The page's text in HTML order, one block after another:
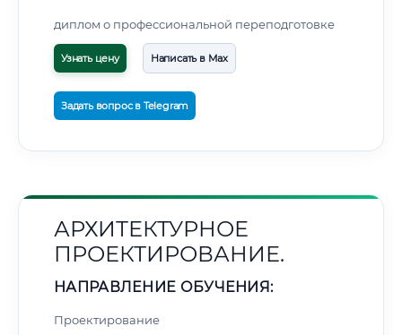
диплом о профессиональной переподготовке
Узнать цену Написать в Max
Задать вопрос в Telegram
АРХИТЕКТУРНОЕ
ПРОЕКТИРОВАНИЕ.
НАПРАВЛЕНИЕ ОБУЧЕНИЯ:
Проектирование